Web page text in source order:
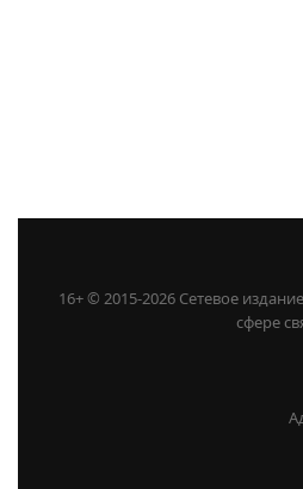
16+ © 2015-2026 Сетевое
сфере